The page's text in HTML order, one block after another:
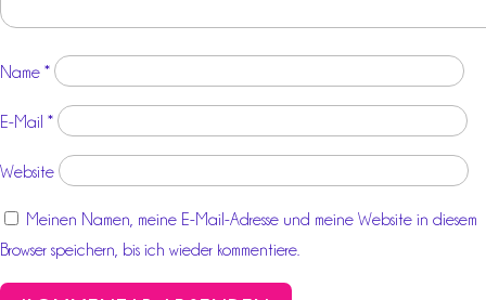
Name *
E-Mail *
Website
Meinen Namen, meine E-Mail-Adresse und meine Website in diesem
Browser speichern, bis ich wieder kommentiere.